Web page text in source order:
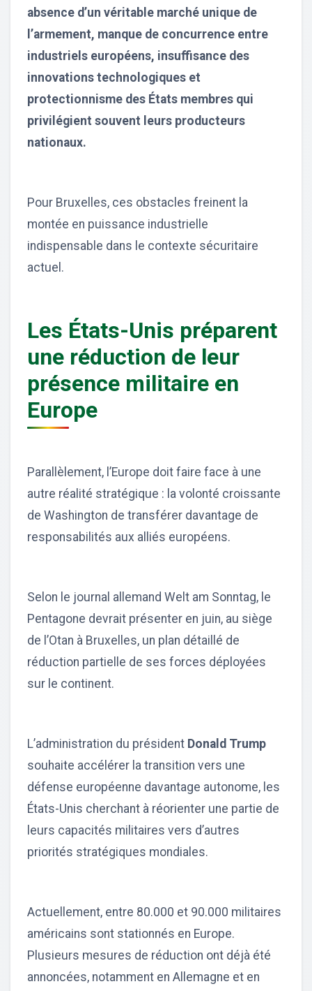
absence d’un véritable marché unique de
l’armement, manque de concurrence entre
industriels européens, insuffisance des
innovations technologiques et
protectionnisme des États membres qui
privilégient souvent leurs producteurs
nationaux.
Pour Bruxelles, ces obstacles freinent la
montée en puissance industrielle
indispensable dans le contexte sécuritaire
actuel.
Les États-Unis préparent
une réduction de leur
présence militaire en
Europe
Parallèlement, l’Europe doit faire face à une
autre réalité stratégique : la volonté croissante
de Washington de transférer davantage de
responsabilités aux alliés européens.
Selon le journal allemand Welt am Sonntag, le
Pentagone devrait présenter en juin, au siège
de l’Otan à Bruxelles, un plan détaillé de
réduction partielle de ses forces déployées
sur le continent.
L’administration du président Donald Trump
souhaite accélérer la transition vers une
défense européenne davantage autonome, les
États-Unis cherchant à réorienter une partie de
leurs capacités militaires vers d’autres
priorités stratégiques mondiales.
Actuellement, entre 80.000 et 90.000 militaires
américains sont stationnés en Europe.
Plusieurs mesures de réduction ont déjà été
annoncées, notamment en Allemagne et en